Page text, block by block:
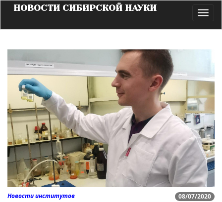
НОВОСТИ СИБИРСКОЙ НАУКИ
08/07/2020
Новости институтов